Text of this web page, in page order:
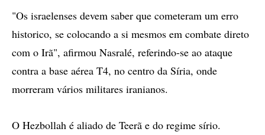
"Os israelenses devem saber que cometeram um erro
historico, se colocando a si mesmos em combate direto
com o Irã", afirmou Nasralé, referindo-se ao ataque
contra a base aérea T4, no centro da Síria, onde
morreram vários militares iranianos.
O Hezbollah é aliado de Teerã e do regime sírio.